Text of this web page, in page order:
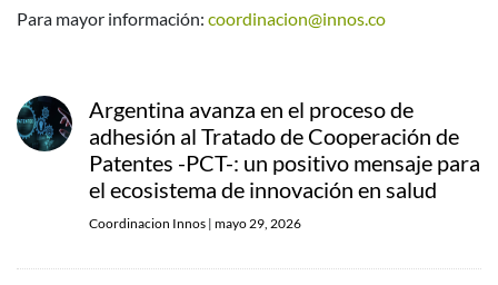
Para mayor información: coordinacion@innos.co
Argentina avanza en el proceso de
adhesión al Tratado de Cooperación de
Patentes -PCT-: un positivo mensaje para
el ecosistema de innovación en salud
Coordinacion Innos | mayo 29, 2026